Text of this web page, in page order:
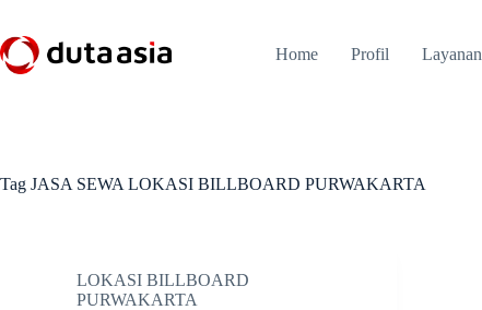
content
Home Profil Layanan
Tag JASA SEWA LOKASI BILLBOARD PURWAKARTA
LOKASI BILLBOARD
PURWAKARTA